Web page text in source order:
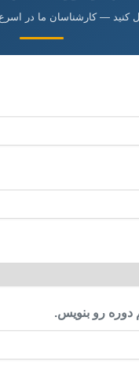
کنید — کارشناسان ما در
دوره رو بنویس.